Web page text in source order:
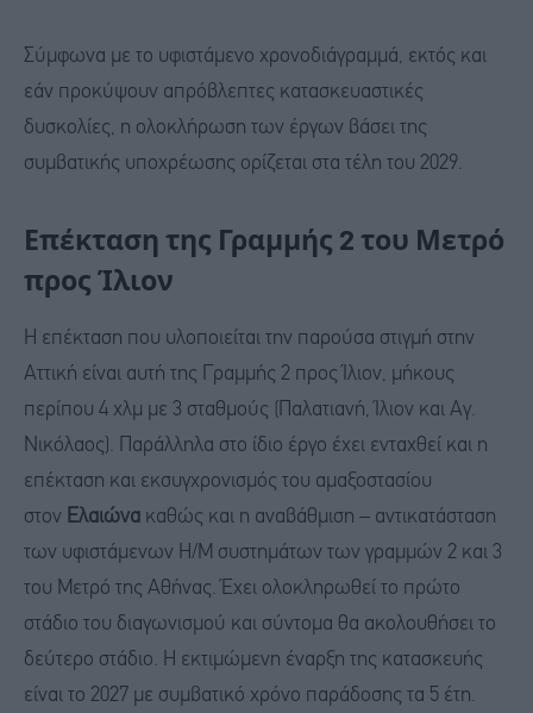
Σύμφωνα με το υφιστάμενο χρονοδιάγραμμά, εκτός και
εάν προκύψουν απρόβλεπτες κατασκευαστικές
δυσκολίες, η ολοκλήρωση των έργων βάσει της
συμβατικής υποχρέωσης ορίζεται στα τέλη του 2029.
Επέκταση της Γραμμής 2 του Μετρό
προς Ίλιον
Η επέκταση που υλοποιείται την παρούσα στιγμή στην
Αττική είναι αυτή της Γραμμής 2 προς Ίλιον, μήκους
περίπου 4 χλμ με 3 σταθμούς (Παλατιανή, Ίλιον και Αγ.
Νικόλαος). Παράλληλα στο ίδιο έργο έχει ενταχθεί και η
επέκταση και εκσυγχρονισμός του αμαξοστασίου
στον Ελαιώνα καθώς και η αναβάθμιση – αντικατάσταση
των υφιστάμενων Η/Μ συστημάτων των γραμμών 2 και 3
του Μετρό της Αθήνας. Έχει ολοκληρωθεί το πρώτο
στάδιο του διαγωνισμού και σύντομα θα ακολουθήσει το
δεύτερο στάδιο. Η εκτιμώμενη έναρξη της κατασκευής
είναι το 2027 με συμβατικό χρόνο παράδοσης τα 5 έτη.